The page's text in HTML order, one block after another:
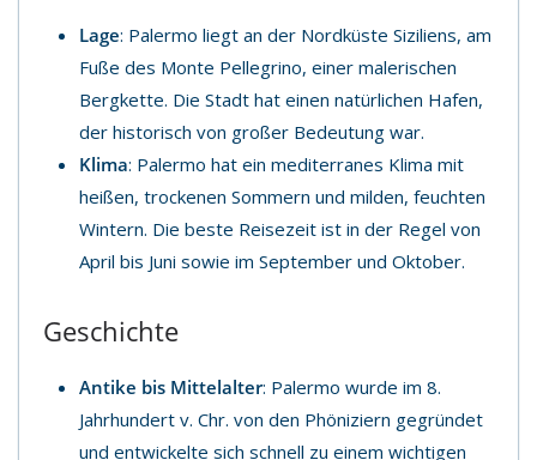
Lage: Palermo liegt an der Nordküste Siziliens, am
Fuße des Monte Pellegrino, einer malerischen
Bergkette. Die Stadt hat einen natürlichen Hafen,
der historisch von großer Bedeutung war.
Klima: Palermo hat ein mediterranes Klima mit
heißen, trockenen Sommern und milden, feuchten
Wintern. Die beste Reisezeit ist in der Regel von
April bis Juni sowie im September und Oktober.
Geschichte
Antike bis Mittelalter: Palermo wurde im 8.
Jahrhundert v. Chr. von den Phöniziern gegründet
und entwickelte sich schnell zu einem wichtigen